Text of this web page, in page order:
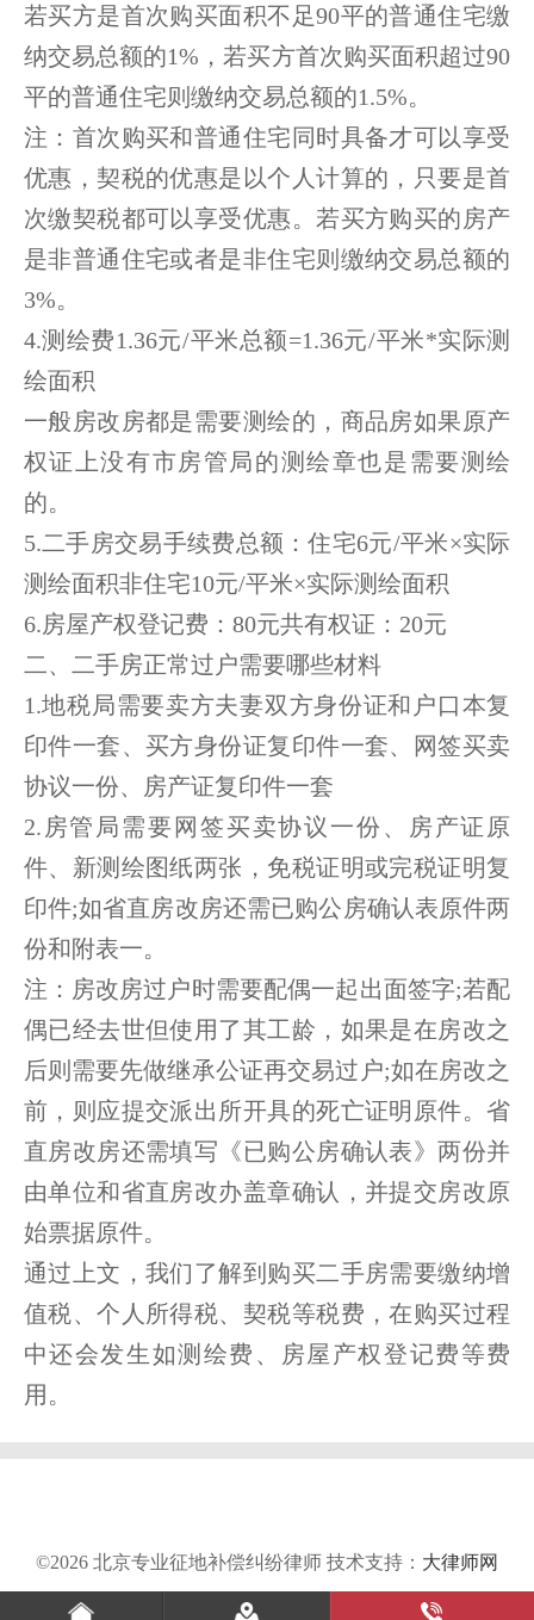
若买方是首次购买面积不足90平的普通住宅缴
纳交易总额的1%，若买方首次购买面积超过90
平的普通住宅则缴纳交易总额的1.5%。
注：首次购买和普通住宅同时具备才可以享受
优惠，契税的优惠是以个人计算的，只要是首
次缴契税都可以享受优惠。若买方购买的房产
是非普通住宅或者是非住宅则缴纳交易总额的
3%。
4.测绘费1.36元/平米总额=1.36元/平米*实际测
绘面积
一般房改房都是需要测绘的，商品房如果原产
权证上没有市房管局的测绘章也是需要测绘
的。
5.二手房交易手续费总额：住宅6元/平米×实际
测绘面积非住宅10元/平米×实际测绘面积
6.房屋产权登记费：80元共有权证：20元
二、二手房正常过户需要哪些材料
1.地税局需要卖方夫妻双方身份证和户口本复
印件一套、买方身份证复印件一套、网签买卖
协议一份、房产证复印件一套
2.房管局需要网签买卖协议一份、房产证原
件、新测绘图纸两张，免税证明或完税证明复
印件;如省直房改房还需已购公房确认表原件两
份和附表一。
注：房改房过户时需要配偶一起出面签字;若配
偶已经去世但使用了其工龄，如果是在房改之
后则需要先做继承公证再交易过户;如在房改之
前，则应提交派出所开具的死亡证明原件。省
直房改房还需填写《已购公房确认表》两份并
由单位和省直房改办盖章确认，并提交房改原
始票据原件。
通过上文，我们了解到购买二手房需要缴纳增
值税、个人所得税、契税等税费，在购买过程
中还会发生如测绘费、房屋产权登记费等费
用。
©2026 北京专业征地补偿纠纷律师 技术支持： 大律师网